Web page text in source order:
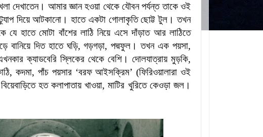
দেখাতেন। আমার জ্ঞান হওয়া থেকে যৌবন পর্যন্ত তাকে ওই
দিয়ে আটকানো। হাতে একটা গোলাকৃতি ছোট্ট টুল। তখন
হাতে মোটা বাঁশের লাঠি নিয়ে এসে দাঁড়াত আর লাঠিতে
বানিয়ে দিত হাতে ঘড়ি, গড়গড়া, পদ্মফুল। তখন এক পয়সা,
ক্যাডবেরি স্লিকের থেকে বেশি। দোলযাত্রায় মুড়কি,
কদমা, পাঁচ পয়সার ‘বরফ আইসক্রিম’ (ফিরিওয়ালারা ওই
হত কলাপাতায় খাওয়া, মাটির খুরিতে কেওড়া জল।